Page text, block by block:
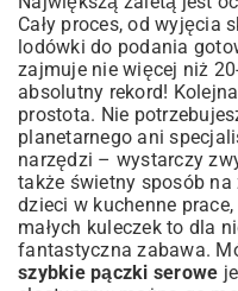
Cały proces, od wyjęcia
lodówki do podania
zajmuje nie więcej niż
absolutny rekord!
prostota. Nie
planetarnego ani
narzędzi – wystarczy
także świetny sposób
dzieci w kuchenne
małych kuleczek to dla
fantastyczna zabawa.
szybkie pączki serowe